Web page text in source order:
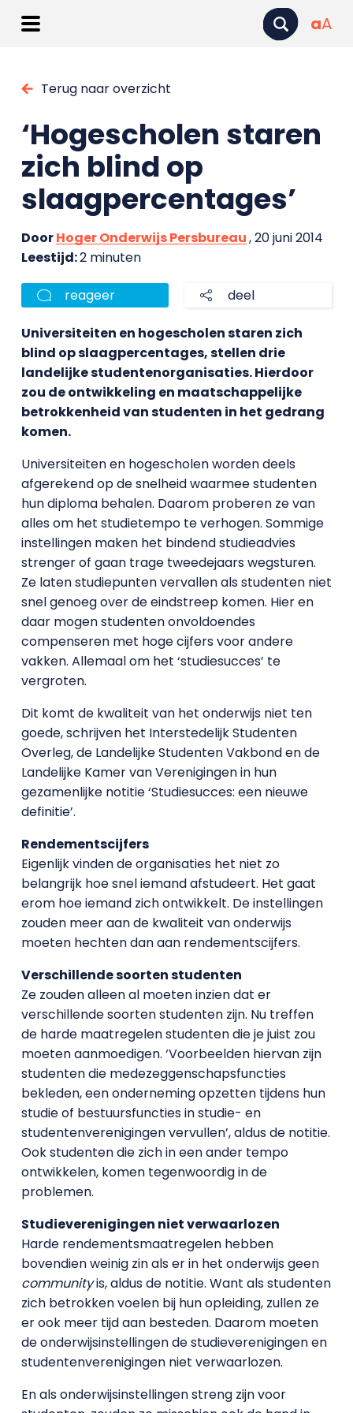
aA
Terug naar overzicht
‘Hogescholen staren
zich blind op
slaagpercentages’
DoorHoger Onderwijs Persbureau, 20 juni 2014
Leestijd:2 minuten
reageer deel
Universiteiten en hogescholen staren zich
blind op slaagpercentages, stellen drie
landelijke studentenorganisaties. Hierdoor
zou de ontwikkeling en maatschappelijke
betrokkenheid van studenten in het gedrang
komen.
Universiteiten en hogescholen worden deels
afgerekend op de snelheid waarmee studenten
hun diploma behalen. Daarom proberen ze van
alles om het studietempo te verhogen. Sommige
instellingen maken het bindend studieadvies
strenger of gaan trage tweedejaars wegsturen.
Ze laten studiepunten vervallen als studenten niet
snel genoeg over de eindstreep komen. Hier en
daar mogen studenten onvoldoendes
compenseren met hoge cijfers voor andere
vakken. Allemaal om het ‘studiesucces’ te
vergroten.
Dit komt de kwaliteit van het onderwijs niet ten
goede, schrijven het Interstedelijk Studenten
Overleg, de Landelijke Studenten Vakbond en de
Landelijke Kamer van Verenigingen in hun
gezamenlijke notitie ‘Studiesucces: een nieuwe
definitie’.
Rendementscijfers
Eigenlijk vinden de organisaties het niet zo
belangrijk hoe snel iemand afstudeert. Het gaat
erom hoe iemand zich ontwikkelt. De instellingen
zouden meer aan de kwaliteit van onderwijs
moeten hechten dan aan rendementscijfers.
Verschillende soorten studenten
Ze zouden alleen al moeten inzien dat er
verschillende soorten studenten zijn. Nu treffen
de harde maatregelen studenten die je juist zou
moeten aanmoedigen. ‘Voorbeelden hiervan zijn
studenten die medezeggenschapsfuncties
bekleden, een onderneming opzetten tijdens hun
studie of bestuursfuncties in studie- en
studentenverenigingen vervullen’, aldus de notitie.
Ook studenten die zich in een ander tempo
ontwikkelen, komen tegenwoordig in de
problemen.
Studieverenigingen niet verwaarlozen
Harde rendementsmaatregelen hebben
bovendien weinig zin als er in het onderwijs geen
communityis, aldus de notitie. Want als studenten
zich betrokken voelen bij hun opleiding, zullen ze
er ook meer tijd aan besteden. Daarom moeten
de onderwijsinstellingen de studieverenigingen en
studentenverenigingen niet verwaarlozen.
En als onderwijsinstellingen streng zijn voor